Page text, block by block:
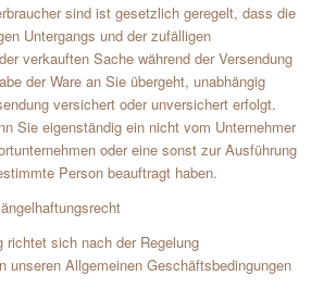
sind ist gesetzlich geregelt, dass die
Untergangs und der zufälligen
verkauften Sache während der Versendung
der Ware an Sie übergeht, unabhängig
versichert oder unversichert erfolgt.
Sie eigenständig ein nicht vom Unternehmer
oder eine sonst zur Ausführung
Person beauftragt haben.
richtet sich nach der Regelung
unseren Allgemeinen Geschäftsbedingungen